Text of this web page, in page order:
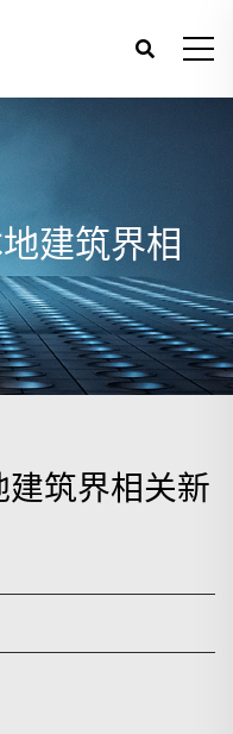
建筑界相
建筑界相关新